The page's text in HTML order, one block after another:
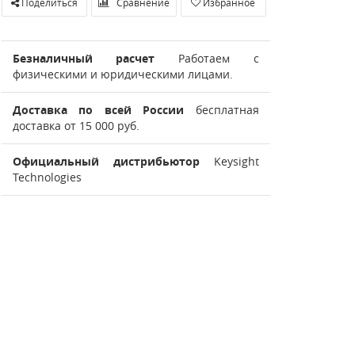
Безналичный расчет Работаем с
физическими и юридическими лицами.
Доставка по всей России бесплатная
доставка от 15 000 руб.
Официальный дистрибьюторKeysight
Technologies